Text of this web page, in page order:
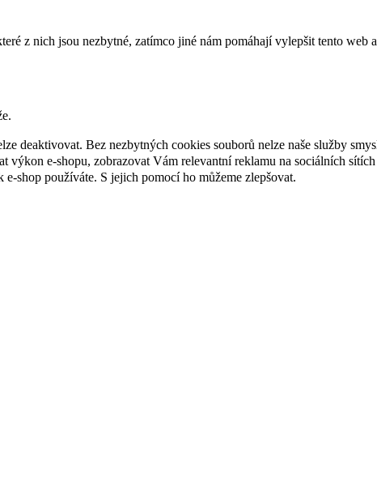
z nich jsou nezbytné, zatímco jiné nám pomáhají vylepšit tento web
deaktivovat. Bez nezbytných cookies souborů nelze naše služby
výkon e-shopu, zobrazovat Vám relevantní reklamu na sociálních
shop používáte. S jejich pomocí ho můžeme zlepšovat.